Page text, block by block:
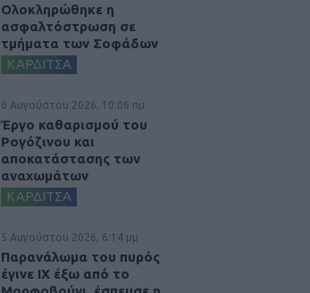
Ολοκληρώθηκε η
ασφαλτόστρωση σε
τμήματα των Σοφάδων
ΚΑΡΔΙΤΣΑ
6 Αυγούστου 2026, 10:06 πμ
Έργο καθαρισμού του
Ρογόζινου και
αποκατάστασης των
αναχωμάτων
ΚΑΡΔΙΤΣΑ
5 Αυγούστου 2026, 6:14 μμ
Παρανάλωμα του πυρός
έγινε ΙΧ έξω από το